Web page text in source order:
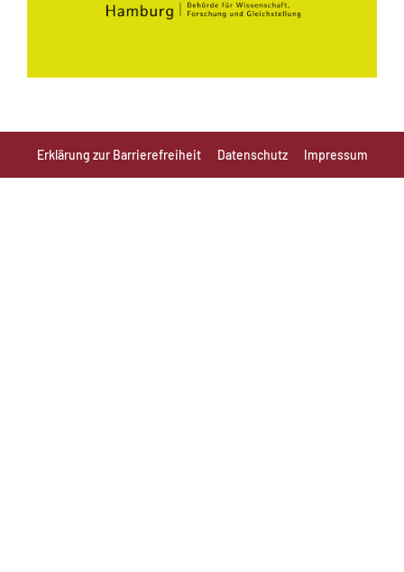
Erklärung zur Barrierefreiheit Datenschutz Impressum